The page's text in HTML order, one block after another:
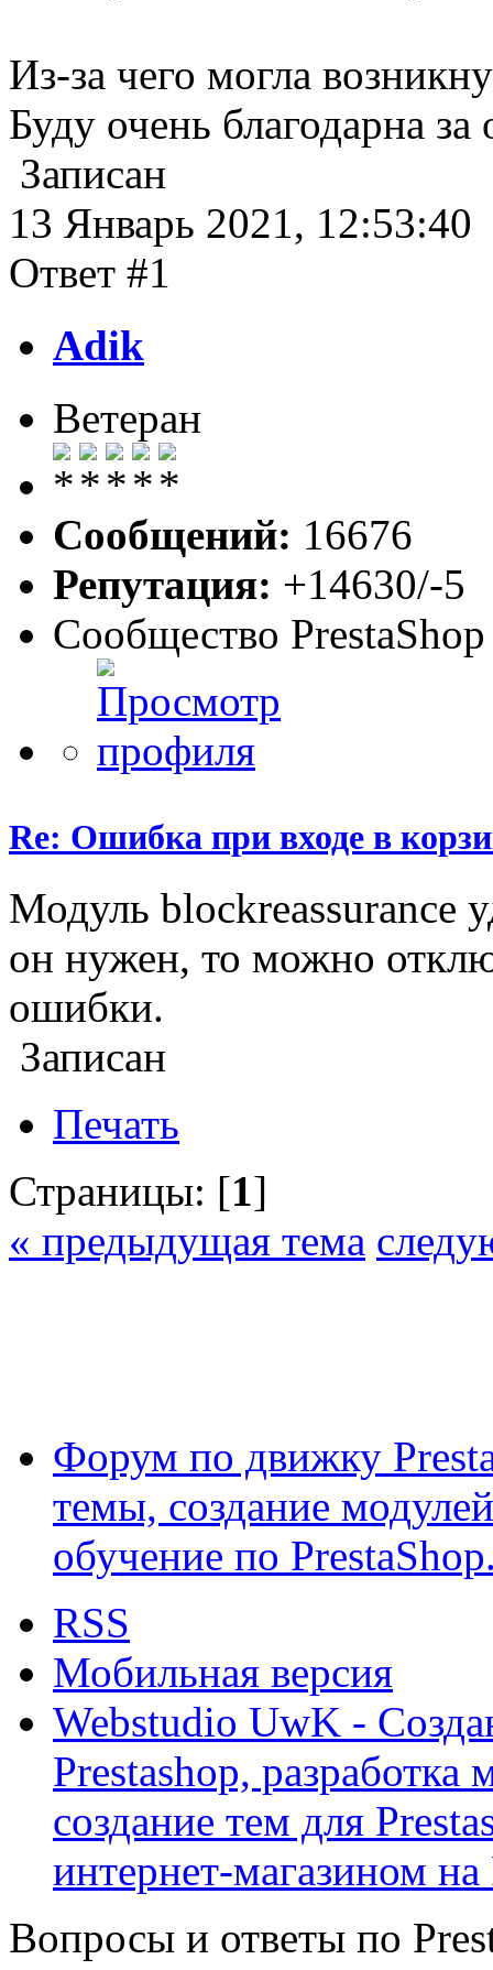
Из-за чего могла
Буду очень благодарна за
Записан
13 Январь 2021, 12:53:40
Ответ #1
Adik
Ветеран
Сообщений: 16676
Репутация: +14630/-5
Сообщество PrestaShop
Re: Ошибка при входе в
Модуль blockreassurance
он нужен, то можно
ошибки.
Записан
Печать
Страницы: [1]
« предыдущая тема
Форум по движку
темы, создание
обучение по
RSS
Мобильная версия
Webstudio UwK -
Prestashop, разработка
создание тем для
интернет-магазином на
Вопросы и ответы по